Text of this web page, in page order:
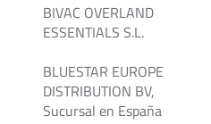
BIVAC OVERLAND
ESSENTIALS S.L.
BLUESTAR EUROPE
DISTRIBUTION BV,
Sucursal en España